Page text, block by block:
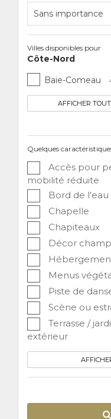
Villes disponibles pour
Côte-Nord
Baie-Comeau
AFFICHER
Quelques
Accès pour
mobilité réduite
Bord de l'eau
Chapelle
Chapiteaux
Décor
Menus
Piste de
Scène ou
Terrasse /
extérieur